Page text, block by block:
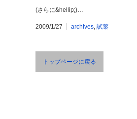
(さらに&hellip;)…
2009/1/27 archives, 試薬
トップページに戻る